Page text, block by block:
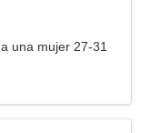
una mujer 27-31